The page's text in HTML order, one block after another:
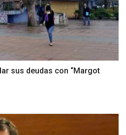
sus deudas con “Margot